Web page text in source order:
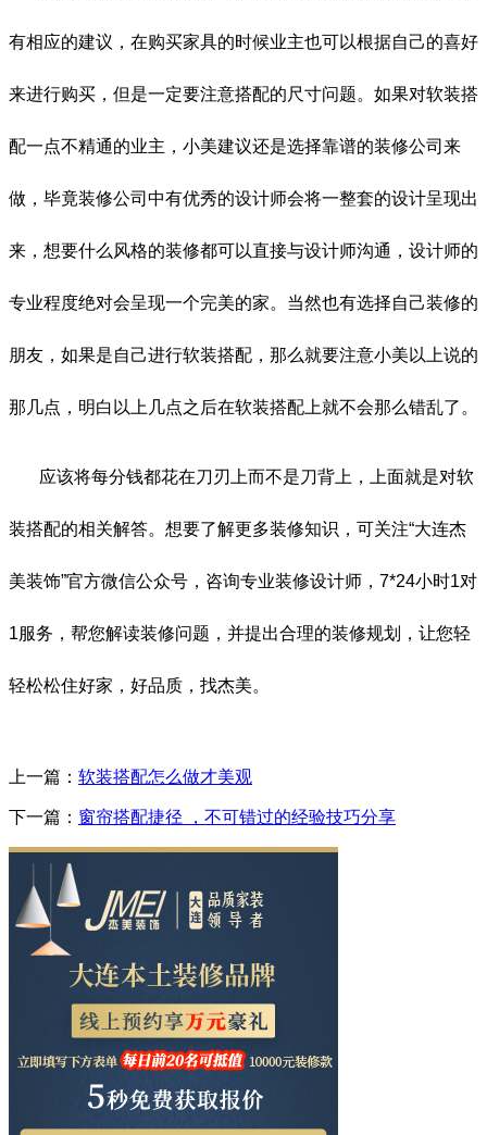
有相应的建议，在购买家具的时候业主也可以根据自己的喜好
来进行购买，但是一定要注意搭配的尺寸问题。如果对软装搭
配一点不精通的业主，小美建议还是选择靠谱的装修公司来
做，毕竟装修公司中有优秀的设计师会将一整套的设计呈现出
来，想要什么风格的装修都可以直接与设计师沟通，设计师的
专业程度绝对会呈现一个完美的家。当然也有选择自己装修的
朋友，如果是自己进行软装搭配，那么就要注意小美以上说的
那几点，明白以上几点之后在软装搭配上就不会那么错乱了。
应该将每分钱都花在刀刃上而不是刀背上，上面就是对软
装搭配的相关解答。想要了解更多装修知识，可关注“大连杰
美装饰”官方微信公众号，咨询专业装修设计师，7*24小时1对
1服务，帮您解读装修问题，并提出合理的装修规划，让您轻
轻松松住好家，好品质，找杰美。
上一篇： 软装搭配怎么做才美观
下一篇： 窗帘搭配捷径 ，不可错过的经验技巧分享